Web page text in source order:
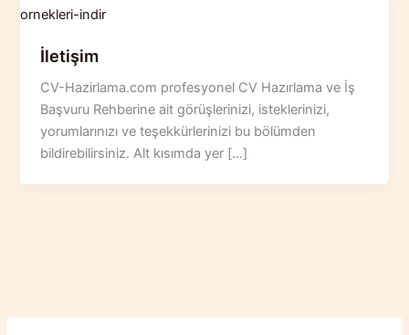
İletişim
CV-Hazirlama.com profesyonel CV Hazırlama ve İş
Başvuru Rehberine ait görüşlerinizi, isteklerinizi,
yorumlarınızı ve teşekkürlerinizi bu bölümden
bildirebilirsiniz. Alt kısımda yer […]